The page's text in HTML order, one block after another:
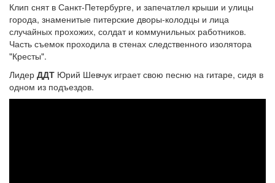
Клип снят в Санкт-Петербурге, и запечатлел крыши и улицы
города, знаменитые питерские дворы-колодцы и лица
случайных прохожих, солдат и коммунильных работников.
Часть съемок проходила в стенах следственного изолятора
"Кресты".
Лидер ДДТ Юрий Шевчук играет свою песню на гитаре, сидя в
одном из подъездов.